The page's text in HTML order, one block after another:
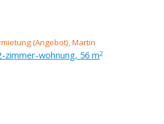
zimmer-wohnung, 56 m2